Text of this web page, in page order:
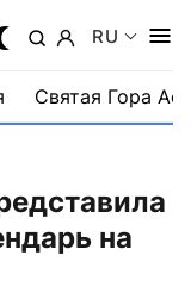
RU
Святая Гора
на